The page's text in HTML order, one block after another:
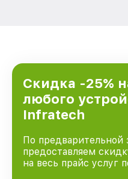
Скидка -25%
любого
Infratech
По предварительной
предоставляем
на весь прайс услуг